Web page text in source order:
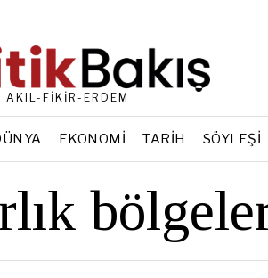
AKIL-FİKİR-ERDEM
EKONOMI TARIH SÖYLEŞI